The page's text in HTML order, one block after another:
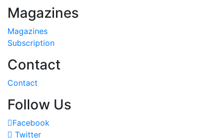
Magazines
Magazines
Subscription
Contact
Contact
Follow Us
Facebook
Twitter